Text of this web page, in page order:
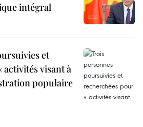
intégral
et
visant à
populaire